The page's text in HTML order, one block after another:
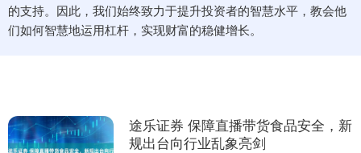
的支持。因此，我们始终致力于提升投资者的智慧水平，教会他
们如何智慧地运用杠杆，实现财富的稳健增长。
途乐证券 保障直播带货食品安全，新
规出台向行业乱象亮剑